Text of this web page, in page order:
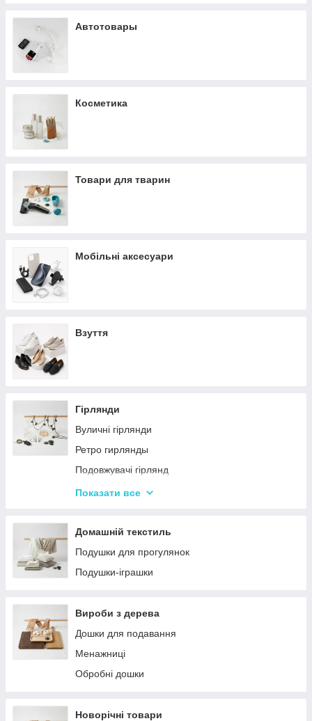
Автотовары
Косметика
Товари для тварин
Мобільні аксесуари
Взуття
Гірлянди
Вуличні гірлянди
Ретро гирлянды
Подовжувачі гірлянд
Хатні гірлянди
Показати все
Домашній текстиль
Подушки для прогулянок
Подушки-іграшки
Вироби з дерева
Дошки для подавання
Менажниці
Обробні дошки
Новорічні товари